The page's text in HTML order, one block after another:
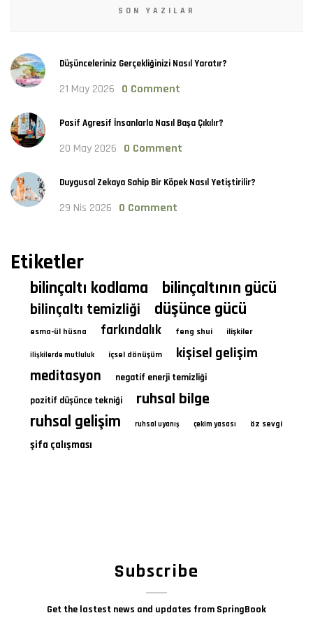
SON YAZILAR
Düşünceleriniz Gerçekliğinizi Nasıl Yaratır?
21 May 2026 0 Comment
Pasif Agresif İnsanlarla Nasıl Başa Çıkılır?
20 May 2026 0 Comment
Duygusal Zekaya Sahip Bir Köpek Nasıl Yetiştirilir?
29 Nis 2026 0 Comment
Etiketler
bilinçaltı kodlama bilinçaltının gücü
bilinçaltı temizliği düşünce gücü
esma-ül hüsna farkındalık feng shui ilişkiler
ilişkilerde mutluluk içsel dönüşüm
kişisel gelişim
meditasyon
negatif enerji temizliği
pozitif düşünce tekniği
ruhsal bilge
ruhsal gelişim
ruhsal uyanış çekim yasası öz sevgi
şifa çalışması
Subscribe
Get the lastest news and updates from SpringBook